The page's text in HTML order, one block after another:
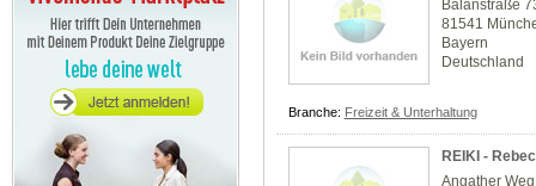
Balanstraße
81541
Bayern
Deutschland
Branche: Freizeit & Unterhaltung
REIKI -
Angather